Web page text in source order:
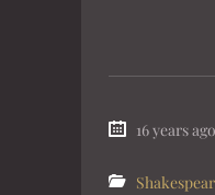
16 years ago